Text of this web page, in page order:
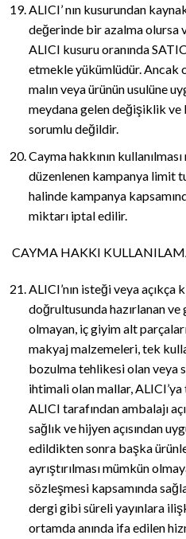
ALICI’ nın kusurundan
değerinde bir azalma olursa
ALICI kusuru oranında
etmekle yükümlüdür. Ancak
malın veya ürünün usulüne
meydana gelen değişiklik
sorumlu değildir.
Cayma hakkının
düzenlenen kampanya limit
halinde kampanya
miktarı iptal edilir.
CAYMA HAKKI
ALICI’nın isteği veya açıkça
doğrultusunda hazırlanan
olmayan, iç giyim alt
makyaj malzemeleri, tek
bozulma tehlikesi olan veya
ihtimali olan mallar,
ALICI tarafından ambalajı
sağlık ve hijyen açısından
edildikten sonra başka
ayrıştırılması mümkün
sözleşmesi kapsamında
dergi gibi süreli yayınlara
ortamda anında ifa edilen